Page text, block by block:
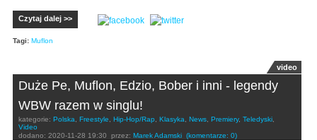
Czytaj dalej >>
Tagi: Muflon
video
Duże Pe, Muflon, Edzio, Bober i inni - legendy
WBW razem w singlu!
kategorie: Polska Freestyle Hip-Hop/Rap Klasyka News Premiery, Teledyski
Video
dodano: 2020-11-28 19:30 przez: Marek Adamski (komentarze: 0)